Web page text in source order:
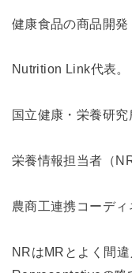
健康食品の商品開発
Nutrition Link代表。
国立健康・栄養研究
栄養情報担当者（NR
農商工連携コーディ
NRはMRとよく間